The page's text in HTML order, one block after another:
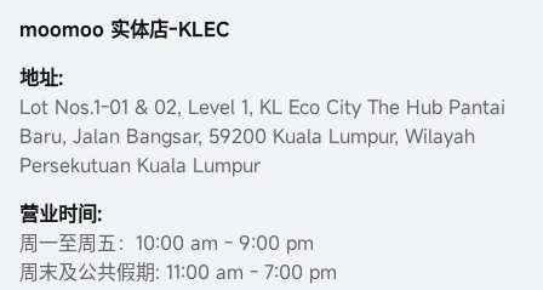
moomoo 实体店-KLEC
地址:
Lot Nos.1-01 & 02, Level 1, KL Eco City The Hub Pantai
Baru, Jalan Bangsar, 59200 Kuala Lumpur, Wilayah
Persekutuan Kuala Lumpur
营业时间:
周一至周五：10:00 am - 9:00 pm
周末及公共假期: 11:00 am - 7:00 pm